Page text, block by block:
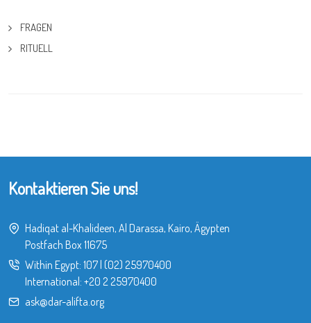
FRAGEN
RITUELL
Kontaktieren Sie uns!
Hadiqat al-Khalideen, Al Darassa, Kairo, Ägypten
Postfach Box 11675
Within Egypt: 107| (02) 25970400
International: +20 2 25970400
ask@dar-alifta.org